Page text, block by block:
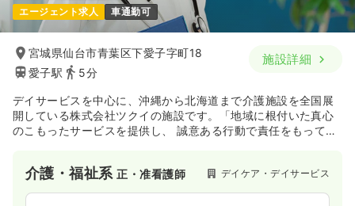
エージェント求人 車通勤可
宮城県仙台市青葉区下愛子字町18
愛子駅
5分
施設詳細
デイサービスを中心に、沖縄から北海道まで介護施設を全国展
開している株式会社ツクイの施設です。「地域に根付いた真心
のこもったサービスを提供し、 誠意ある行動で責任をもってお
介護・福祉系正・准看護師 デイケア・デイサービス